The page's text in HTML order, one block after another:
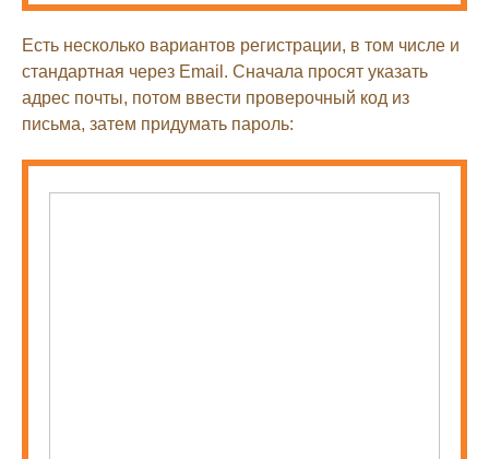
Есть несколько вариантов регистрации, в том числе и
стандартная через Email. Сначала просят указать
адрес почты, потом ввести проверочный код из
письма, затем придумать пароль: